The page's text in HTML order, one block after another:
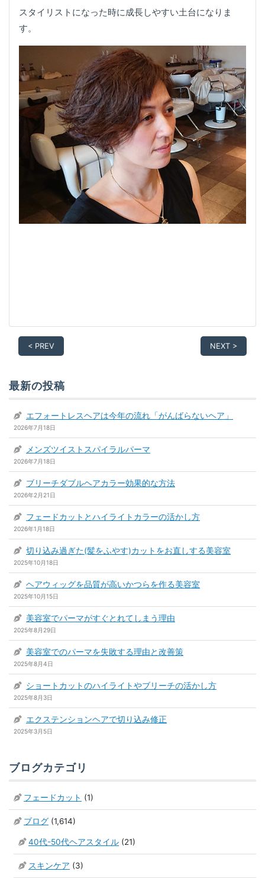
スタイリストになった時に成長しやすい土台になりま
す。
< PREV NEXT >
最新の投稿
エフォートレスヘアは今年の流れ「がんばらないヘア」
2026年7月18日
メンズツイストスパイラルパーマ
2026年7月18日
ブリーチダブルヘアカラー効果的な方法
2026年2月21日
フェードカットとハイライトカラーの活かし方
2026年1月18日
切り込み過ぎた(髪をふやす)カットをお直しする美容室
2025年10月18日
ヘアウィッグを品質が高いかつらを作る美容室
2025年10月15日
美容室でパーマがすぐとれてしまう理由
2025年8月29日
美容室でのパーマを失敗する理由と改善策
2025年8月4日
ショートカットのハイライトやブリーチの活かし方
2025年8月3日
エクステンションヘアで切り込み修正
2025年3月5日
ブログカテゴリ
フェードカット (1)
ブログ (1,614)
40代-50代ヘアスタイル (21)
スキンケア (3)